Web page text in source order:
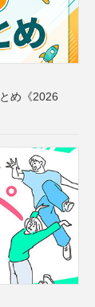
め《2026